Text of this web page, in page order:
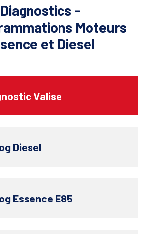
Diagnostics -
Moteurs
et Diesel
Valise
Diesel
Essence E85